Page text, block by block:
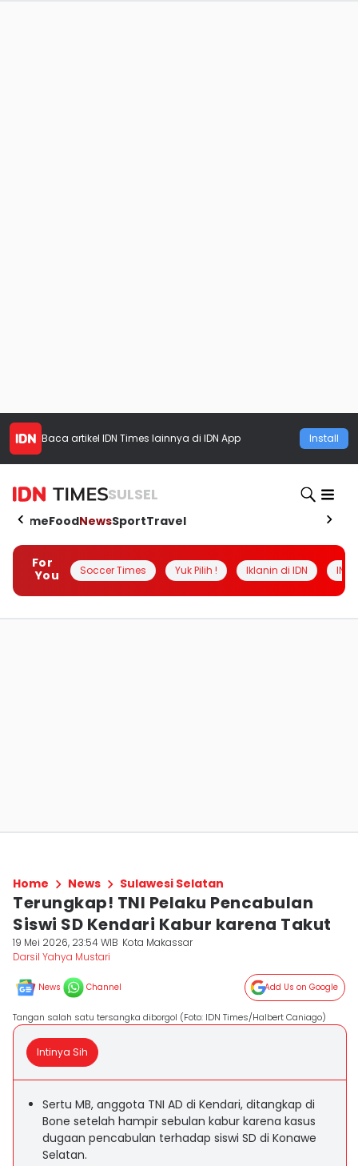
Baca artikel IDN Times lainnya di IDN App Install
SULSEL
HomeFoodNewsSportTravel
For
You
Soccer Times Yuk Pilih ! Iklanin di IDN
Home News Sulawesi Selatan
Terungkap! TNI Pelaku Pencabulan
Siswi SD Kendari Kabur karena Takut
19 Mei 2026, 23:54 WIB Kota Makassar
Darsil Yahya Mustari
News Channel Add Us on Google
Tangan salah satu tersangka diborgol (Foto: IDN Times/Halbert Caniago)
Intinya Sih
Sertu MB, anggota TNI AD di Kendari, ditangkap di
Bone setelah hampir sebulan kabur karena kasus
dugaan pencabulan terhadap siswi SD di Konawe
Selatan.